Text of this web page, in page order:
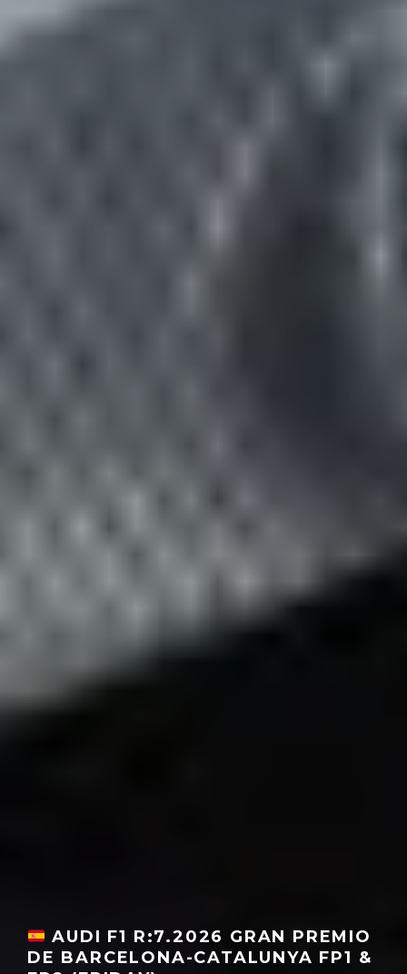
AUDI F1 R:7.2026 GRAN PREMIO
DE BARCELONA-CATALUNYA FP1 &